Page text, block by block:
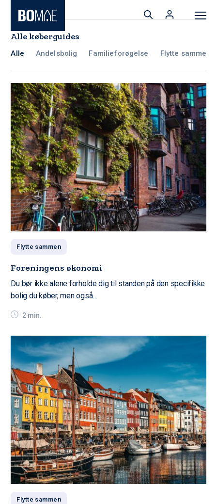
Alle køberguides
Alle Andelsbolig Familieforøgelse Flytte sammen
Flytte sammen
Foreningens økonomi
Du bør ikke alene forholde dig til standen på den specifikke
bolig du køber, men også…
2 min.
Flytte sammen